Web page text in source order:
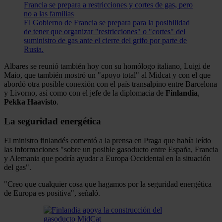
Francia se prepara a restricciones y cortes de gas, pero
no a las familias
El Gobierno de Francia se prepara para la posibilidad
de tener que organizar "restricciones" o "cortes" del
suministro de gas ante el cierre del grifo por parte de
Rusia.
Albares se reunió también hoy con su homólogo italiano, Luigi de
Maio, que también mostró un "apoyo total" al Midcat y con el que
abordó otra posible conexión con el país transalpino entre Barcelona
y Livorno, así como con el jefe de la diplomacia de Finlandia,
Pekka Haavisto.
La seguridad energética
El ministro finlandés comentó a la prensa en Praga que había leído
las informaciones "sobre un posible gasoducto entre España, Francia
y Alemania que podría ayudar a Europa Occidental en la situación
del gas".
"Creo que cualquier cosa que hagamos por la seguridad energética
de Europa es positiva", señaló.